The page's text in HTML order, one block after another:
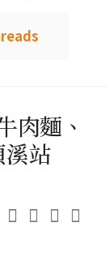
肉麵、
站